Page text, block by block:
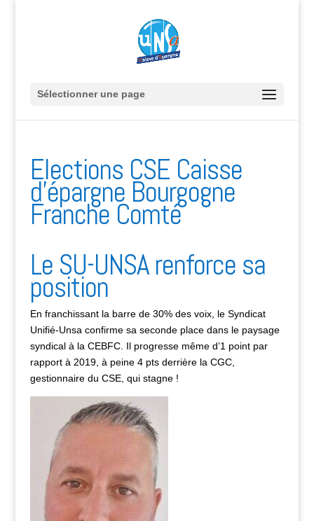
Sélectionner une page
Elections CSE Caisse
d’épargne Bourgogne
Franche Comté
Le SU-UNSA renforce sa
position
En franchissant la barre de 30% des voix, le Syndicat
Unifié-Unsa confirme sa seconde place dans le paysage
syndical à la CEBFC. Il progresse même d’1 point par
rapport à 2019, à peine 4 pts derrière la CGC,
gestionnaire du CSE, qui stagne !